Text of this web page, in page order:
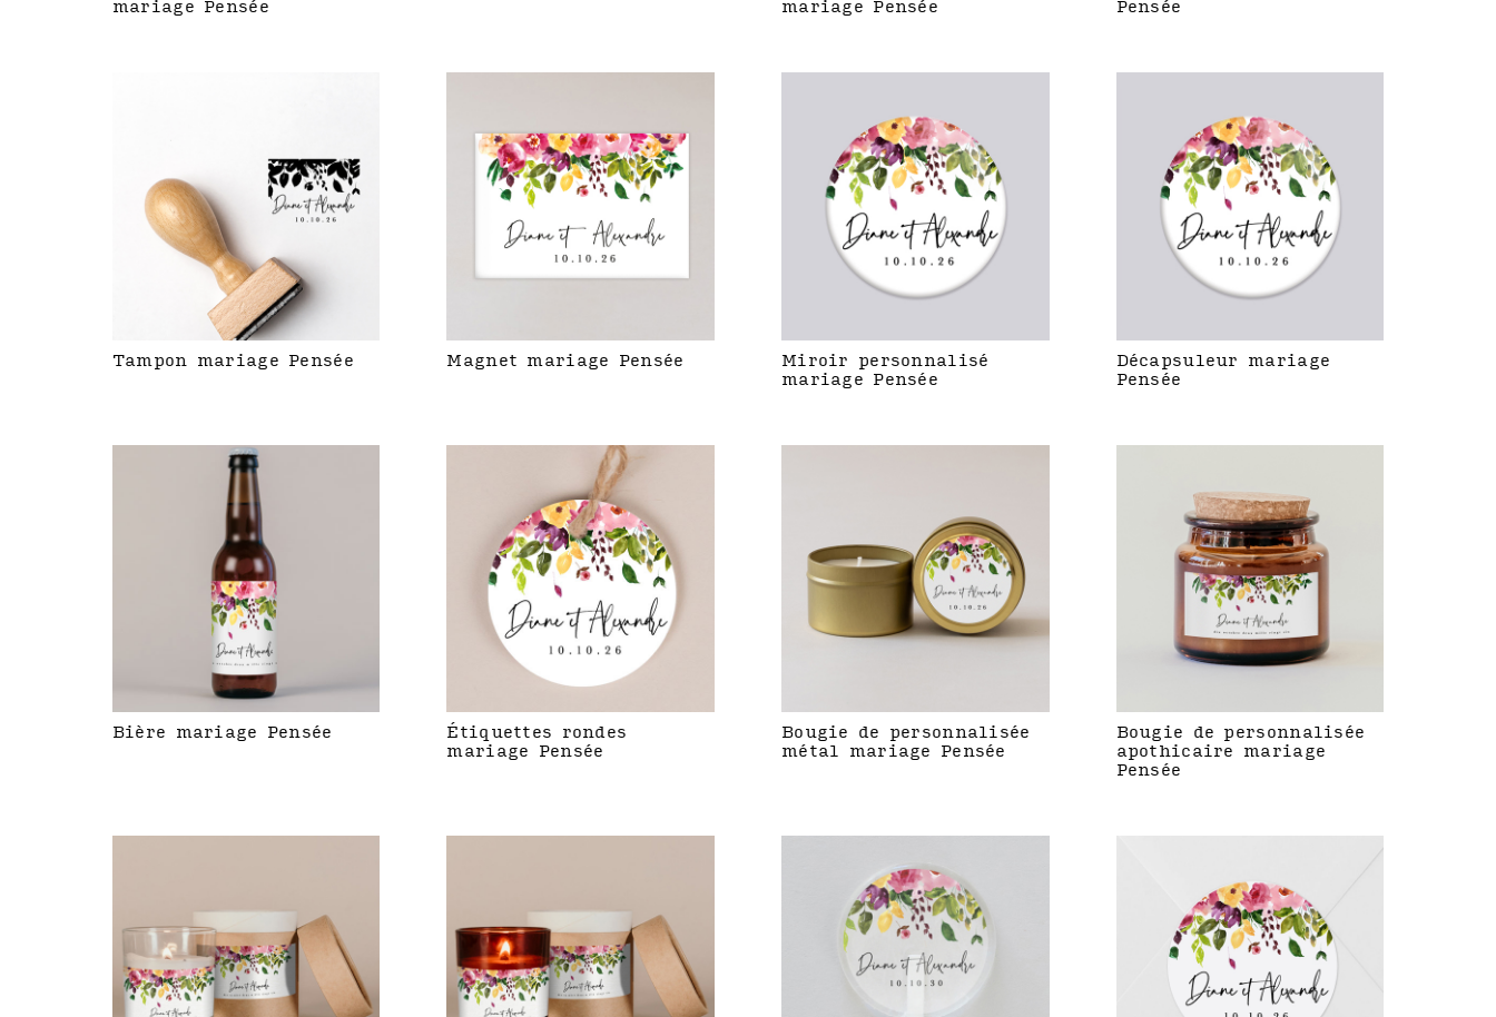
mariage Pensée
mariage Pensée
Pensée
Tampon mariage Pensée Magnet mariage Pensée
Miroir personnalisé
mariage Pensée
Décapsuleur mariage
Pensée
Bière mariage Pensée
Étiquettes rondes
mariage Pensée
Bougie de personnalisée
métal mariage Pensée
Bougie de personnalisée
apothicaire mariage
Pensée